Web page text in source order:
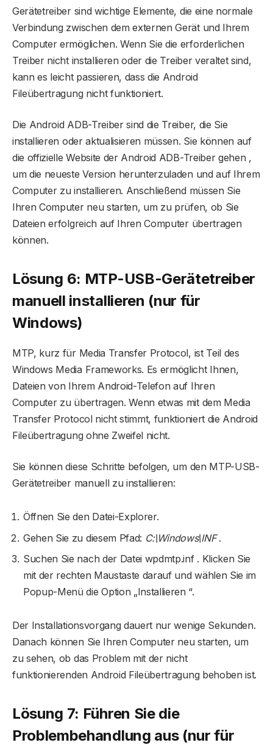
Gerätetreiber sind wichtige Elemente, die eine normale
Verbindung zwischen dem externen Gerät und Ihrem
Computer ermöglichen. Wenn Sie die erforderlichen
Treiber nicht installieren oder die Treiber veraltet sind,
kann es leicht passieren, dass die Android
Fileübertragung nicht funktioniert.
Die Android ADB-Treiber sind die Treiber, die Sie
installieren oder aktualisieren müssen. Sie können auf
die offizielle Website der Android ADB-Treiber gehen ,
um die neueste Version herunterzuladen und auf Ihrem
Computer zu installieren. Anschließend müssen Sie
Ihren Computer neu starten, um zu prüfen, ob Sie
Dateien erfolgreich auf Ihren Computer übertragen
können.
Lösung 6: MTP-USB-Gerätetreiber
manuell installieren (nur für
Windows)
MTP, kurz für Media Transfer Protocol, ist Teil des
Windows Media Frameworks. Es ermöglicht Ihnen,
Dateien von Ihrem Android-Telefon auf Ihren
Computer zu übertragen. Wenn etwas mit dem Media
Transfer Protocol nicht stimmt, funktioniert die Android
Fileübertragung ohne Zweifel nicht.
Sie können diese Schritte befolgen, um den MTP-USB-
Gerätetreiber manuell zu installieren:
Öffnen Sie den Datei-Explorer.
Gehen Sie zu diesem Pfad: C:\Windows\INF.
Suchen Sie nach der Datei wpdmtp.inf . Klicken Sie
mit der rechten Maustaste darauf und wählen Sie im
Popup-Menü die Option „Installieren “.
Der Installationsvorgang dauert nur wenige Sekunden.
Danach können Sie Ihren Computer neu starten, um
zu sehen, ob das Problem mit der nicht
funktionierenden Android Fileübertragung behoben ist.
Lösung 7: Führen Sie die
Problembehandlung aus (nur für